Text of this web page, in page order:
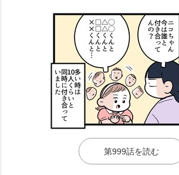
第999話を読む